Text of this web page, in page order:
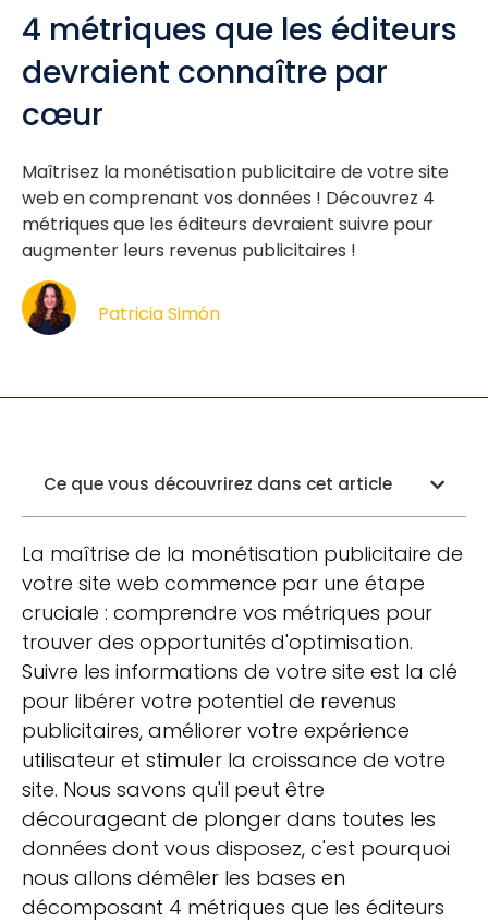
4 métriques que les éditeurs
devraient connaître par
cœur
Maîtrisez la monétisation publicitaire de votre site
web en comprenant vos données ! Découvrez 4
métriques que les éditeurs devraient suivre pour
augmenter leurs revenus publicitaires !
Patricia Simón
Ce que vous découvrirez dans cet article
La maîtrise de la monétisation publicitaire de
votre site web commence par une étape
cruciale : comprendre vos métriques pour
trouver des opportunités d'optimisation.
Suivre les informations de votre site est la clé
pour libérer votre potentiel de revenus
publicitaires, améliorer votre expérience
utilisateur et stimuler la croissance de votre
site. Nous savons qu'il peut être
décourageant de plonger dans toutes les
données dont vous disposez, c'est pourquoi
nous allons démêler les bases en
décomposant 4 métriques que les éditeurs